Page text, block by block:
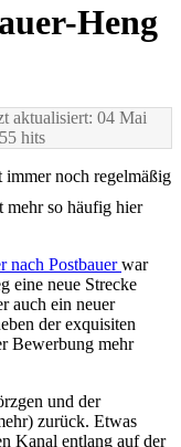
Heng
aktualisiert: 04 Mai
hits
noch regelmäßig
mehr so häufig hier
nach Postbauerwar
eine neue Strecke
auch ein neuer
der exquisiten
Bewerbung mehr
und der
zurück. Etwas
Kanal entlang auf der